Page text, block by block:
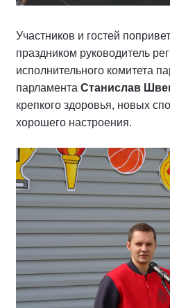
Участников и гостей
праздником руководитель
исполнительного комитета
парламента Станислав
крепкого здоровья, новых
хорошего настроения.